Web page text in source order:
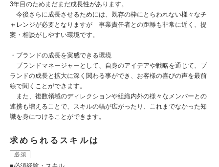
3年目のためまだまだ成長性があります。
今後さらに成長させるためには、既存の枠にとらわれない様々なチ
ャレンジが必要となりますが 事業責任者との距離も非常に近く、提
案・相談がしやすい環境です。
・ブランドの成長を実感できる環境
ブランドマネージャーとして、自身のアイデアや戦略を通じて、ブ
ランドの成長と拡大に深く関わる事ができ、お客様の喜びの声を最前
線で聞くことができます。
また、複数領域のディレクションや組織内外の様々なメンバーとの
連携も増えることで、スキルの幅が広がったり、これまでなかった知
識を身につけることができます。
求められるスキルは
必須